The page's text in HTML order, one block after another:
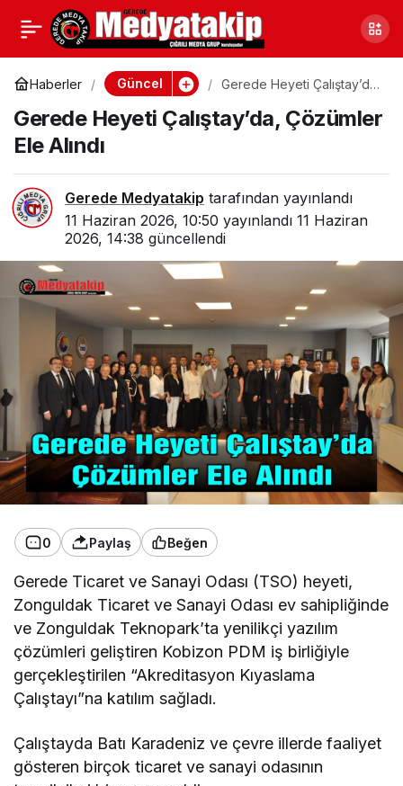
Haberler Güncel
Gerede Heyeti Çalıştay’da,
Gerede Heyeti Çalıştay’da, Çözümler
Ele Alındı
Gerede Medyatakip tarafından yayınlandı
11 Haziran 2026, 10:50 yayınlandı 11 Haziran
2026, 14:38 güncellendi
0 Paylaş Beğen
Gerede Ticaret ve Sanayi Odası (TSO) heyeti,
Zonguldak Ticaret ve Sanayi Odası ev sahipliğinde
ve Zonguldak Teknopark’ta yenilikçi yazılım
çözümleri geliştiren Kobizon PDM iş birliğiyle
gerçekleştirilen “Akreditasyon Kıyaslama
Çalıştayı”na katılım sağladı.
Çalıştayda Batı Karadeniz ve çevre illerde faaliyet
gösteren birçok ticaret ve sanayi odasının
Bolu’nun İlçesinde
Ücretsiz Dağıtılıyor; 126
Bin Adet
Paylaş